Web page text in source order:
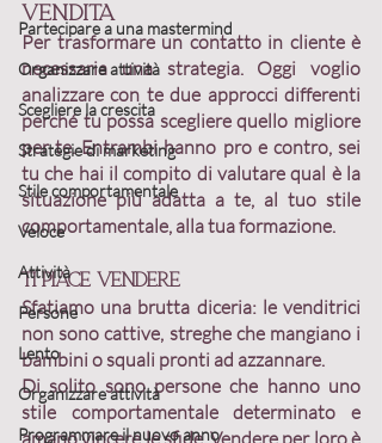
Partecipare a una mastermind
Organizzare attività
Scegliere la crescita
Strategie di marketing
Stile comportamentale
Veloce
Attività
Persone
Lento
Organizzare attività
Programmare il nuovo anno
vendita
Per trasformare un contatto in cliente è
necessaria una strategia. Oggi voglio
analizzare con te due approcci differenti
perché tu possa scegliere quello migliore
per te. Entrambi hanno pro e contro, sei
tu che hai il compito di valutare qual è la
situazione più adatta a te, al tuo stile
comportamentale, alla tua formazione.
Ti piace vendere
Sfatiamo una brutta diceria: le venditrici
non sono cattive, streghe che mangiano i
bambini o squali pronti ad azzannare.
Di solito sono persone che hanno uno
stile comportamentale determinato e